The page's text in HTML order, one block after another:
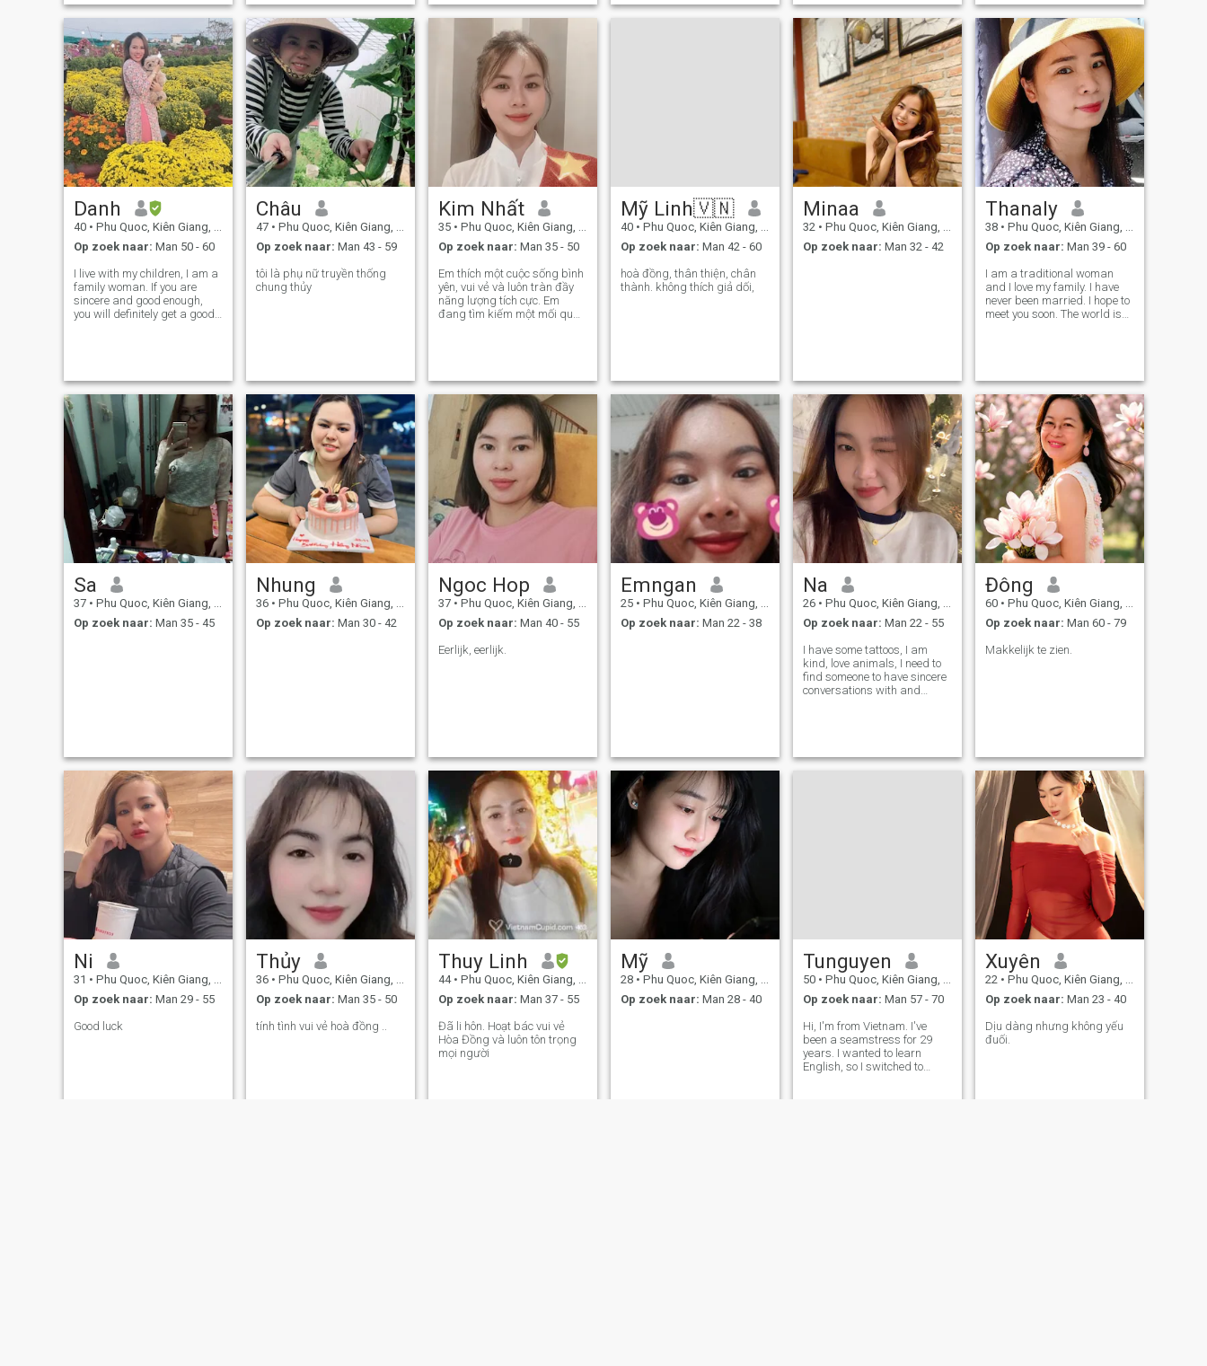
with the person I love ❤️❤
conversations, and little
spark
Danh
40 • Phu Quoc, Kiên Giang, Vietnam
Op zoek naar: Man 50 - 60
I live with my children, I am a
family woman. If you are
sincere and good enough,
you will definitely get a good
Châu
47 • Phu Quoc, Kiên Giang, Vietnam
Op zoek naar: Man 43 - 59
tôi là phụ nữ truyền thống
chung thủy
Kim Nhất
35 • Phu Quoc, Kiên Giang, Vietnam
Op zoek naar: Man 35 - 50
Em thích một cuộc sống bình
yên, vui vẻ và luôn tràn đầy
năng lượng tích cực. Em
đang tìm kiếm một mối quan
Mỹ Linh🇻🇳
40 • Phu Quoc, Kiên Giang, Vietnam
Op zoek naar: Man 42 - 60
hoà đồng, thân thiện, chân
thành. không thích giả dối,
Minaa
32 • Phu Quoc, Kiên Giang, Vietnam
Op zoek naar: Man 32 - 42
Thanaly
38 • Phu Quoc, Kiên Giang, Vietnam
Op zoek naar: Man 39 - 60
I am a traditional woman
and I love my family. I have
never been married. I hope to
meet you soon. The world is
Sa
37 • Phu Quoc, Kiên Giang, Vietnam
Op zoek naar: Man 35 - 45
Nhung
36 • Phu Quoc, Kiên Giang, Vietnam
Op zoek naar: Man 30 - 42
Ngoc Hop
37 • Phu Quoc, Kiên Giang, Vietnam
Op zoek naar: Man 40 - 55
Eerlijk, eerlijk.
Emngan
25 • Phu Quoc, Kiên Giang, Vietnam
Op zoek naar: Man 22 - 38
Na
26 • Phu Quoc, Kiên Giang, Vietnam
Op zoek naar: Man 22 - 55
I have some tattoos, I am
kind, love animals, I need to
find someone to have sincere
conversations with and
Đông
60 • Phu Quoc, Kiên Giang, Vietnam
Op zoek naar: Man 60 - 79
Makkelijk te zien.
Ni
31 • Phu Quoc, Kiên Giang, Vietnam
Op zoek naar: Man 29 - 55
Good luck
Thủy
36 • Phu Quoc, Kiên Giang, Vietnam
Op zoek naar: Man 35 - 50
tính tình vui vẻ hoà đồng ..
Thuy Linh
44 • Phu Quoc, Kiên Giang, Vietnam
Op zoek naar: Man 37 - 55
Đã li hôn. Hoạt bác vui vẻ
Hòa Đồng và luôn tôn trọng
mọi người
Mỹ
28 • Phu Quoc, Kiên Giang, Vietnam
Op zoek naar: Man 28 - 40
Tunguyen
50 • Phu Quoc, Kiên Giang, Vietnam
Op zoek naar: Man 57 - 70
Hi, I'm from Vietnam. I've
been a seamstress for 29
years. I wanted to learn
English, so I switched to
Xuyên
22 • Phu Quoc, Kiên Giang, Vietnam
Op zoek naar: Man 23 - 40
Dịu dàng nhưng không yếu
đuối.